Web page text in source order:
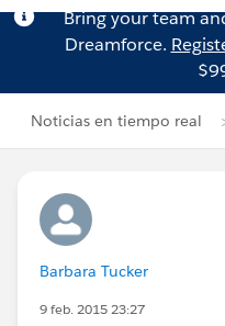
Bring your team
Dreamforce.
Noticias en tiempo real
Barbara Tucker
9 feb. 2015 23:27